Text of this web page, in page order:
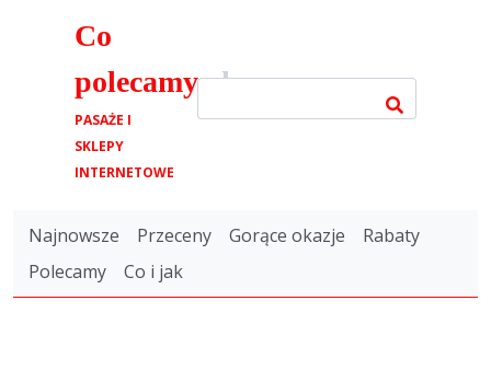
Co
polecamy.pl
PASAŻE I
SKLEPY
INTERNETOWE
Najnowsze Przeceny Gorące okazje
Rabaty
Polecamy
Co i jak